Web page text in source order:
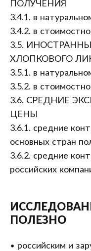
ПОЛУЧЕНИЯ
3.4.1. в
3.4.2. в
3.5.
ХЛОПКОВОГО
3.5.1. в
3.5.2. в
3.6. СРЕДНИЕ
ЦЕНЫ
3.6.1. средние
основных стран
3.6.2. средние
российских
ПОЛЕЗНО
• российским и